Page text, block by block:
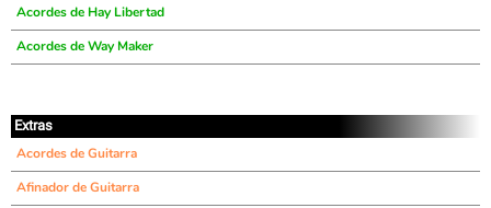
Acordes de Hay Libertad
Acordes de Way Maker
Extras
Acordes de Guitarra
Afinador de Guitarra